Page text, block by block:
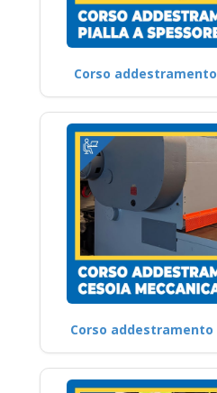
Corso
Corso